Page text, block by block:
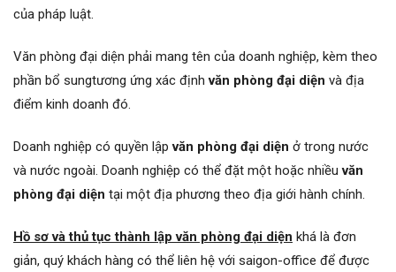
của pháp luật.
Văn phòng đại diện phải mang tên của doanh nghiệp, kèm theo
phần bổ sungtương ứng xác địnhvăn phòng đại diện và địa
điểm kinh doanh đó.
Doanh nghiệp có quyền lậpvăn phòng đại diện ở trong nước
và nước ngoài. Doanh nghiệp có thể đặt một hoặc nhiềuvăn
phòng đại diện tại một địa phương theo địa giới hành chính.
Hồ sơ và thủ tục thành lập văn phòng đại diện khá là đơn
giản, quý khách hàng có thể liên hệ với saigon-office để được